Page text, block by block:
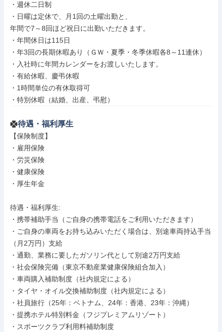
・週休二日制
・日曜は定休で、月1回の土曜出勤と、
年間で7～8回ほど祝日に出勤いただきます。
・年間休日は115日
・年3回の長期休暇あり（ＧＷ・夏季・冬季休暇各8～11連休）
・入社時に年間カレンダーをお渡しいたします。
・有給休暇、慶弔休暇
・1時間単位の有休取得可
・特別休暇（結婚、出産、弔慰）
待遇・福利厚生
【保険制度】
・雇用保険
・労災保険
・健康保険
・厚生年金
待遇・福利厚生:
・携帯補助手当（ご自身の携帯電話をご利用いただきます）
・ご自身の車両をお持ち込みいただく場合は、別途車両持込手当
（月2万円）支給
・通勤、業務に要したガソリン代として別途2万円支給
・社会保険完備（東京不動産業健康保険組合加入）
・車両購入補助制度（社内規定による）
・タイヤ・オイル交換補助制度（社内規定による）
・社員旅行（25年：ベトナム、24年：香港、23年：沖縄）
・提携ホテル特別料金（フジプレミアムリゾート）
・スポーツクラブ利用料補助制度